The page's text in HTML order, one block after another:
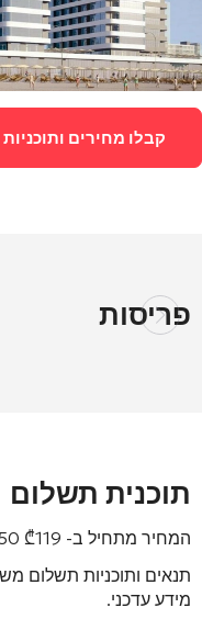
קבלו מחירים
פריסות
תוכנית תשלום
המחיר מתחיל ב- ₾119 650
תנאים ותוכניות תשלום
מידע עדכני.